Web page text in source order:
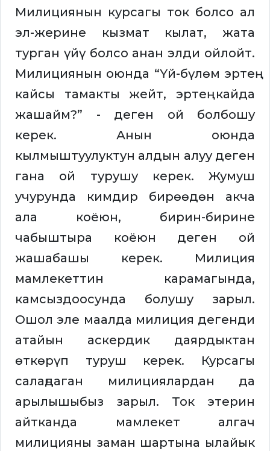
Милициянын курсагы ток болсо ал
эл-жерине кызмат кылат, жата
турган үйү болсо анан элди ойлойт.
Милициянын оюнда “Үй-бүлөм эртең
кайсы тамакты жейт, эртең кайда
жашайм?” - деген ой болбошу
керек. Анын оюнда
кылмыштуулуктун алдын алуу деген
гана ой турушу керек. Жумуш
учурунда кимдир бирөөдөн акча
ала коёюн, бирин-бирине
чабыштыра коёюн деген ой
жашабашы керек. Милиция
мамлекеттин карамагында,
камсыздоосунда болушу зарыл.
Ошол эле маалда милиция дегенди
атайын аскердик даярдыктан
өткөрүп туруш керек. Курсагы
салаңдаган милициялардан да
арылышыбыз зарыл. Ток этерин
айтканда мамлекет алгач
милицияны заман шартына ылайык